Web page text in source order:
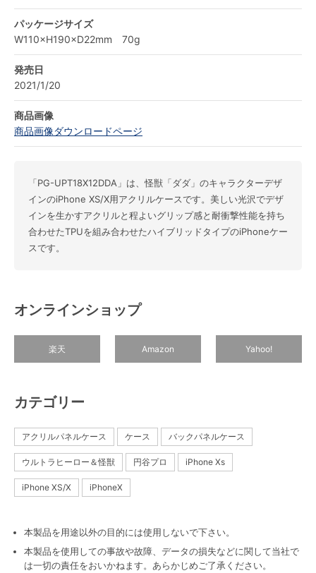
パッケージサイズ
W110×H190×D22mm 70g
発売日
2021/1/20
商品画像
商品画像ダウンロードページ
「PG-UPT18X12DDA」は、怪獣「ダダ」のキャラクターデザ
インのiPhone XS/X用アクリルケースです。美しい光沢でデザ
インを生かすアクリルと程よいグリップ感と耐衝撃性能を持ち
合わせたTPUを組み合わせたハイブリッドタイプのiPhoneケー
スです。
オンラインショップ
楽天 Amazon Yahoo!
カテゴリー
アクリルパネルケース ケース バックパネルケース
ウルトラヒーロー＆怪獣 円谷プロ iPhone Xs
iPhone XS/X iPhoneX
本製品を用途以外の目的には使用しないで下さい。
本製品を使用しての事故や故障、データの損失などに関して当社で
は一切の責任をおいかねます。あらかじめご了承ください。